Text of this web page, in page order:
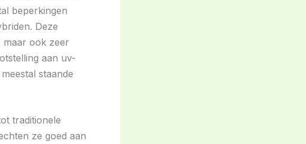
beperkingen
Deze
maar ook zeer
aan uv-
staande
traditionele
ze goed aan